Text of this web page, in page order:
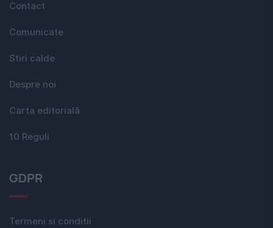
Contact
Comunicate
Stiri calde
Despre noi
Carta editorială
10 Reguli
GDPR
Termeni si conditii